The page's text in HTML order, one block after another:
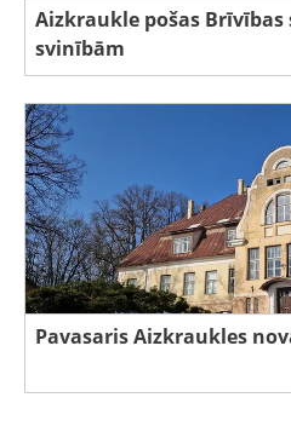
Aizkraukle pošas
svinībām
Pavasaris Aizkraukles